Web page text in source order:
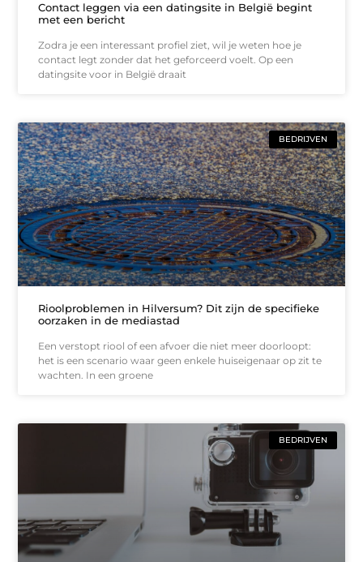
Contact leggen via een datingsite in België begint
met een bericht
Zodra je een interessant profiel ziet, wil je weten hoe je
contact legt zonder dat het geforceerd voelt. Op een
datingsite voor in België draait
BEDRIJVEN
Rioolproblemen in Hilversum? Dit zijn de specifieke
oorzaken in de mediastad
Een verstopt riool of een afvoer die niet meer doorloopt:
het is een scenario waar geen enkele huiseigenaar op zit te
wachten. In een groene
BEDRIJVEN